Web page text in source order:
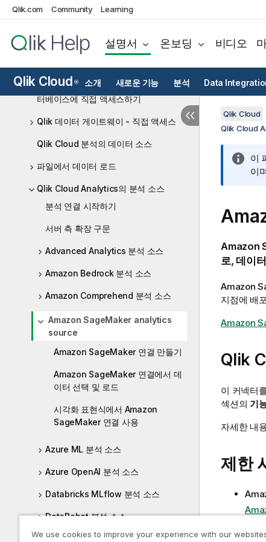
Qlik.com Community Learning
설명서 온보딩 비디오
Qlik Cloud ® 소개 새로운 기능 분석 Data
데이터 흐름을 통한 데이터 로딩 및 준비
공유 공간에서 데이터 로드 스크립트를
Direct Query을 사용하여 클라우드 데이
터베이스에 직접 액세스하기
Qlik 데이터 게이트웨이 - 직접 액세스
Qlik Cloud 분석의 데이터 소스
파일에서 데이터 로드
Qlik Cloud Analytics의 분석 소스
분석 연결 시작하기
서버 측 확장 구문
Advanced Analytics 분석 소스
Amazon Bedrock 분석 소스
Amazon Comprehend 분석 소스
Amazon SageMaker analytics
source
Amazon SageMaker 연결 만들기
Amazon SageMaker 연결에서 데
이터 선택 및 로드
시각화 표현식에서 Amazon
SageMaker 연결 사용
Azure ML 분석 소스
Azure OpenAI 분석 소스
Databricks MLflow 분석 소스
DataRobot 분석 소스
Google AI - Gemini 분석 소스
Qlik Cloud
Qlik Cloud
이
이
Amazon
로, 데이
Amazon
지점에 배
Amazon
Qlik
이 커넥터
섹션의 기
자세한 내
제한
다.
We use cookies to improve your experience with our